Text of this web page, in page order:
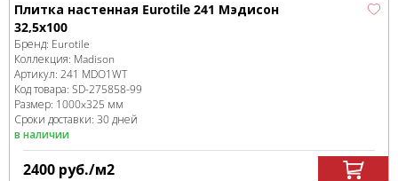
Плитка настенная Eurotile 241 Мэдисон
32,5х100
Бренд: Eurotile
Коллекция: Madison
Артикул: 241 MDO1WT
Код товара: SD-275858-99
Размер: 1000x325 мм
Сроки доставки: 30 дней
в наличии
2400 руб./м2